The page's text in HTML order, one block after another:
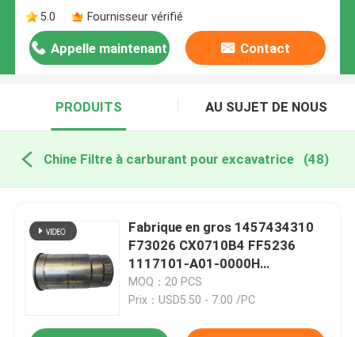
5.0
Fournisseur vérifié
Appelle maintenant Contact
PRODUITS AU SUJET DE NOUS
Chine Filtre à carburant pour excavatrice (48)
Fabrique en gros 1457434310
F73026 CX0710B4 FF5236
1117101-A01-0000H
C00068668 Filtre à carburant
diesel pour moteur
MOQ：20 PCS
Prix：USD5.50 - 7.00 /PC